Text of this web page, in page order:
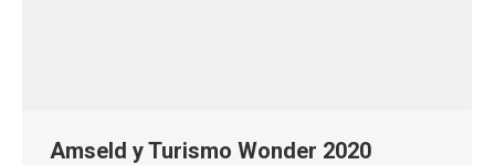
Amseld y Turismo Wonder 2020